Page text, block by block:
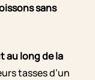
sans
au long de la
tasses d’un